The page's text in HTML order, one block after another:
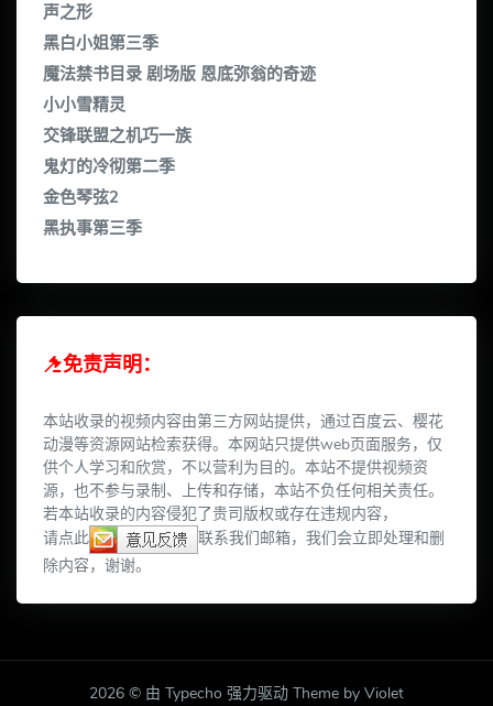
声之形
黑白小姐第三季
魔法禁书目录 剧场版 恩底弥翁的奇迹
小小雪精灵
交锋联盟之机巧一族
鬼灯的冷彻第二季
金色琴弦2
黑执事第三季
免责声明：
本站收录的视频内容由第三方网站提供，通过百度云、樱花
动漫等资源网站检索获得。本网站只提供web页面服务，仅
供个人学习和欣赏，不以营利为目的。本站不提供视频资
源，也不参与录制、上传和存储，本站不负任何相关责任。
若本站收录的内容侵犯了贵司版权或存在违规内容，
请点此
联系我们邮箱，我们会立即处理和删
除内容，谢谢。
2026 © 由 Typecho 强力驱动 Theme by Violet